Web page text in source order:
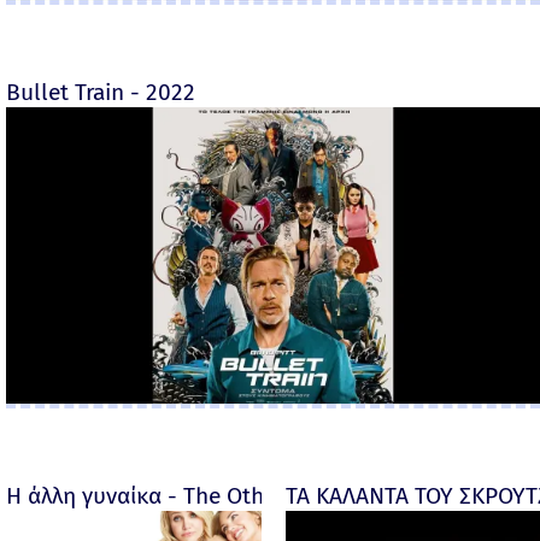
Bullet Train - 2022
Η άλλη γυναίκα - The Other Woman – 2014
ΤΑ ΚΑΛΑΝΤΑ ΤΟΥ